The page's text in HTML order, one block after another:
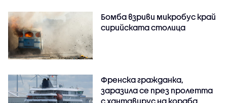
Бомба взриви микробус край
сирийската столица
Френска гражданка,
заразила се през пролетта
с хантавирус на кораба